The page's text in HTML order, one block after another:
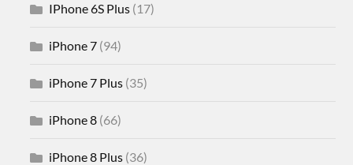
IPhone 6S Plus (17)
iPhone 7 (94)
iPhone 7 Plus (35)
iPhone 8 (66)
iPhone 8 Plus (36)